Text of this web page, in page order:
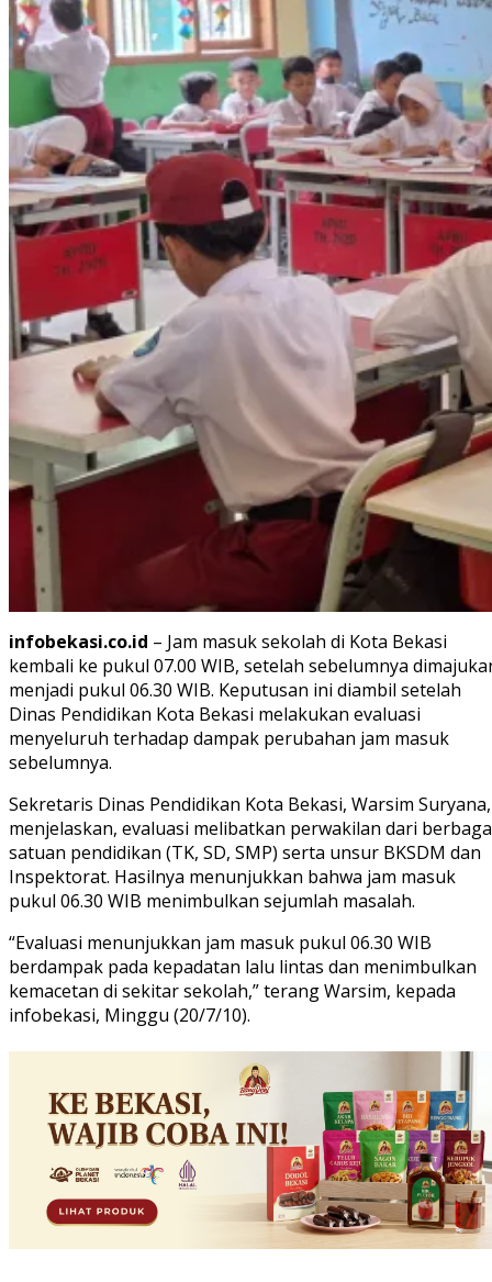
infobekasi.co.id – Jam masuk sekolah di Kota Bekasi
kembali ke pukul 07.00 WIB, setelah sebelumnya
menjadi pukul 06.30 WIB. Keputusan ini diambil setelah
Dinas Pendidikan Kota Bekasi melakukan evaluasi
menyeluruh terhadap dampak perubahan jam masuk
sebelumnya.
Sekretaris Dinas Pendidikan Kota Bekasi, Warsim Suryana,
menjelaskan, evaluasi melibatkan perwakilan dari
satuan pendidikan (TK, SD, SMP) serta unsur BKSDM dan
Inspektorat. Hasilnya menunjukkan bahwa jam masuk
pukul 06.30 WIB menimbulkan sejumlah masalah.
“Evaluasi menunjukkan jam masuk pukul 06.30 WIB
berdampak pada kepadatan lalu lintas dan menimbulkan
kemacetan di sekitar sekolah,” terang Warsim, kepada
infobekasi, Minggu (20/7/10).